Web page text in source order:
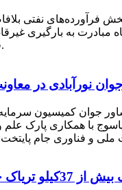
فرآورده‌های نفتی
مبادرت به بارگیری
قاچاق می‌کرده است.
جوان نورآبادی در
جوان کمیسیون
با همکاری پارک علم و
تریاک جاساز در ممسنی